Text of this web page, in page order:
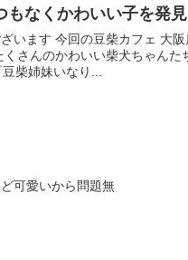
もなくかわいい子を発見
います 今回の豆柴カフェ 大
さんのかわいい柴犬ちゃん
柴姉妹いなり...
可愛いから問題無